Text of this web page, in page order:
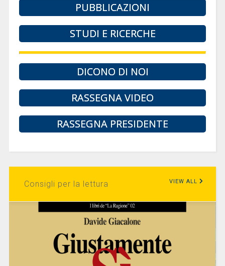
PUBBLICAZIONI
STUDI E RICERCHE
DICONO DI NOI
RASSEGNA VIDEO
RASSEGNA PRESIDENTE
Consigli per la lettura VIEW ALL